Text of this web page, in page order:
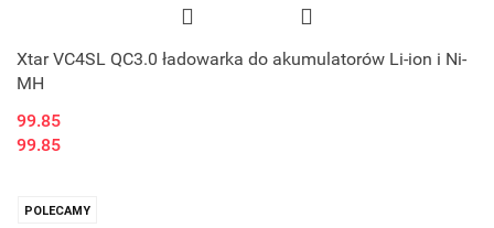
Xtar VC4SL QC3.0 ładowarka do akumulatorów Li-ion i Ni-
MH
99.85
99.85
POLECAMY